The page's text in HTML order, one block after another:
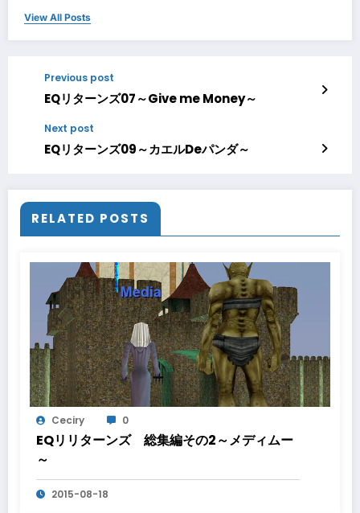
View All Posts
Previous post
EQリターンズ07～Give me Money～
Next post
EQリターンズ09～カエルDeパンダ～
RELATED POSTS
Ceciry 0
EQリリターンズ 総集編その2～メディムー
～
2015-08-18